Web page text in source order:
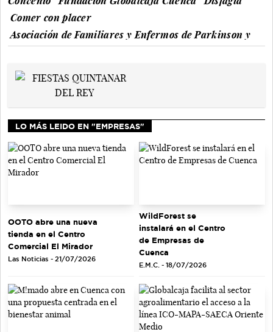
Comer con placer
Asociación de Familiares y Enfermos de Parkinson y
LO MÁS LEIDO EN "EMPRESAS"
OOTO abre una nueva
tienda en el Centro
Comercial El Mirador
Las Noticias - 21/07/2026
WildForest se
instalará en el Centro
de Empresas de
Cuenca
E.M.C. - 18/07/2026